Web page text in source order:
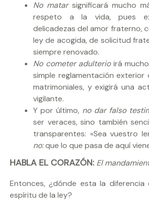
No matarsignificará mucho
respeto a la vida, pues
delicadezas del amor fraterno,
ley de acogida, de solicitud
siempre renovado.
No cometer adulterioirá
simple reglamentación exterior
matrimoniales, y exigirá una
vigilante.
Y por último, no dar falso
ser veraces, sino también
transparentes: «Sea vuestro
no:que lo que pasa de aquí
HABLA EL CORAZÓN: El
Entonces, ¿dónde esta la
espíritu de la ley?